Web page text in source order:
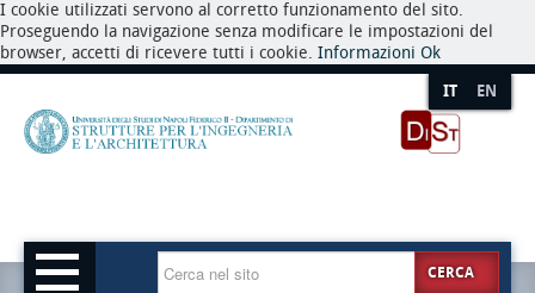
I cookie utilizzati servono al corretto funzionamento del sito.
Proseguendo la navigazione senza modificare le impostazioni del
browser, accetti di ricevere tutti i cookie. Informazioni Ok
IT EN
CERCA